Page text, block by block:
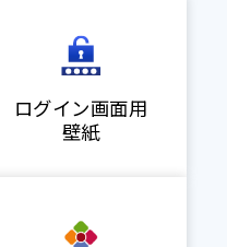
ログイン画面用
壁紙